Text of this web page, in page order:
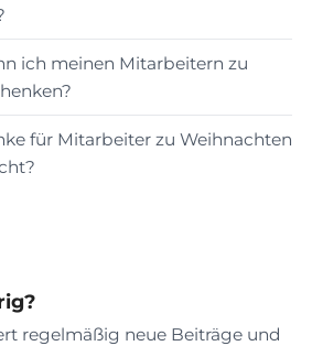
ich meinen Mitarbeitern zu
für Mitarbeiter zu Weihnachten
regelmäßig neue Beiträge und